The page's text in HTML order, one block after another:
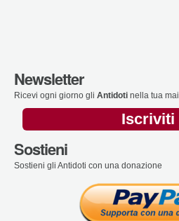
Newsletter
Ricevi ogni giorno gli Antidoti nella tua mail
Iscriviti
Sostieni
Sostieni gli Antidoti con una donazione